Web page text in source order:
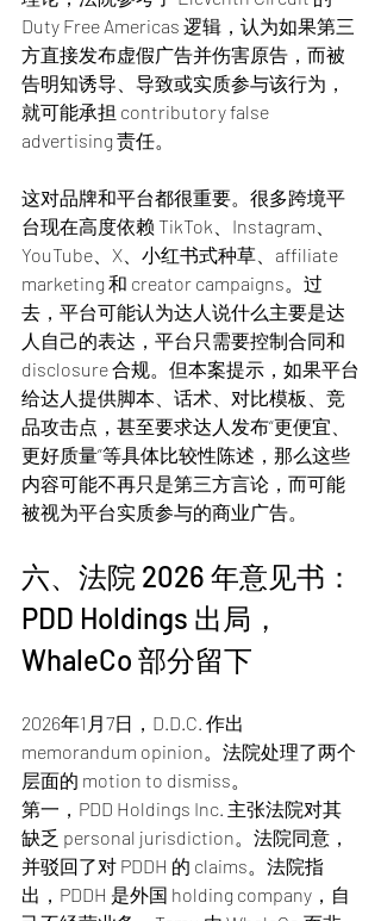
Duty Free Americas 逻辑，认为如果第三
方直接发布虚假广告并伤害原告，而被
告明知诱导、导致或实质参与该行为，
就可能承担 contributory false
advertising 责任。
这对品牌和平台都很重要。很多跨境平
台现在高度依赖 TikTok、Instagram、
YouTube、X、小红书式种草、affiliate
marketing 和 creator campaigns。过
去，平台可能认为达人说什么主要是达
人自己的表达，平台只需要控制合同和
disclosure 合规。但本案提示，如果平台
给达人提供脚本、话术、对比模板、竞
品攻击点，甚至要求达人发布“更便宜、
更好质量”等具体比较性陈述，那么这些
内容可能不再只是第三方言论，而可能
被视为平台实质参与的商业广告。
六、法院 2026 年意见书：
PDD Holdings 出局，
WhaleCo 部分留下
2026年1月7日，D.D.C. 作出
memorandum opinion。法院处理了两个
层面的 motion to dismiss。
第一，PDD Holdings Inc. 主张法院对其
缺乏 personal jurisdiction。法院同意，
并驳回了对 PDDH 的 claims。法院指
出，PDDH 是外国 holding company，自